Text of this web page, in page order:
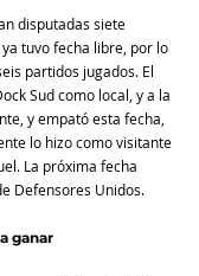
disputadas siete
tuvo fecha libre, por lo
partidos jugados. El
Sud como local, y a la
y empató esta fecha,
lo hizo como visitante
La próxima fecha
Defensores Unidos.
ganar